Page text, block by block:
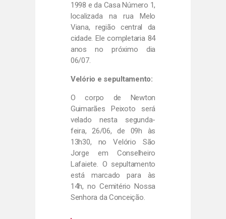
1998 e da Casa Número 1,
localizada na rua Melo
Viana, região central da
cidade. Ele completaria 84
anos no próximo dia
06/07.
Velório e sepultamento:
O corpo de Newton
Guimarães Peixoto será
velado nesta segunda-
feira, 26/06, de 09h às
13h30, no Velório São
Jorge em Conselheiro
Lafaiete. O sepultamento
está marcado para às
14h, no Cemitério Nossa
Senhora da Conceição.